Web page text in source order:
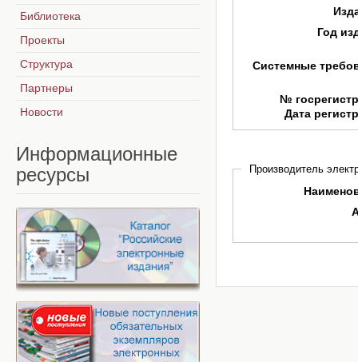
Год
Системные
№
Дата
Производитель
Библиотека
Проекты
Структура
Партнеры
Новости
Информационные
ресурсы